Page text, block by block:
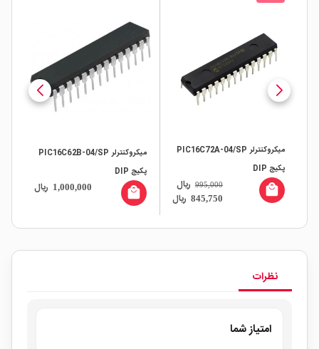
میکروکنترلر PIC16C72A-04/SP
پکیج DIP
845,750 ریال
995,000 ریال local_mall
میکروکنترلر PIC16C62B-04/SP
پکیج DIP
1,000,000 ریال local_mall
نظرات
امتیاز شما